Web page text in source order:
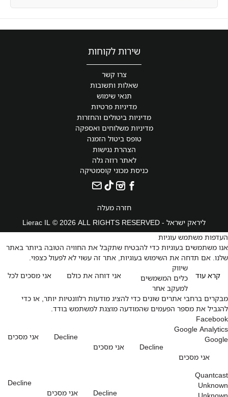
שירות לקוחות
צרו קשר
שאלות ותשובות
תנאי שימוש
מדיניות פרטיות
מדיניות ביטולים והחזרות
מדיניות משלוחים ואספקה
טופס ביטול הזמנה
הצהרת נגישות
לאתר רוזה גלה
כניסת מכוני קוסמטיקה
חזרה מעלה
ליראק ישראל - Lierac IL © 2026 ALL RIGHTS RESERVED
העדפות משתמש עוגיות
אנו משתמשים בעוגיות כדי להבטיח שתקבל את החוויה הטובה ביותר באתר
שלנו. אם תדחה את השימוש בעוגיות, אתר זה עשוי לא לפעול כצפוי.
אני מסכים לכל
אני דוחה את כולם קרא עוד
שיווק
כלים המשמשים
למעקב אחר
מבקרים ברחבי אתרים שונים כדי להציג מודעות רלוונטיות יותר, או כדי
להגביל את מספר הפעמים שהמודעה מוצגת למשתמש בודד.
Facebook
אני מסכים
Decline
Google Analytics
אני מסכים
Decline
Google
אני מסכים
Decline
Quantcast
אני מסכים
Decline
Unknown